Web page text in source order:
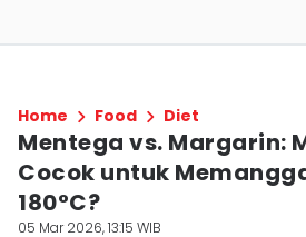
Home Food Diet
Mentega vs. Margarin:
Cocok untuk
180°C?
05 Mar 2026, 13:15 WIB